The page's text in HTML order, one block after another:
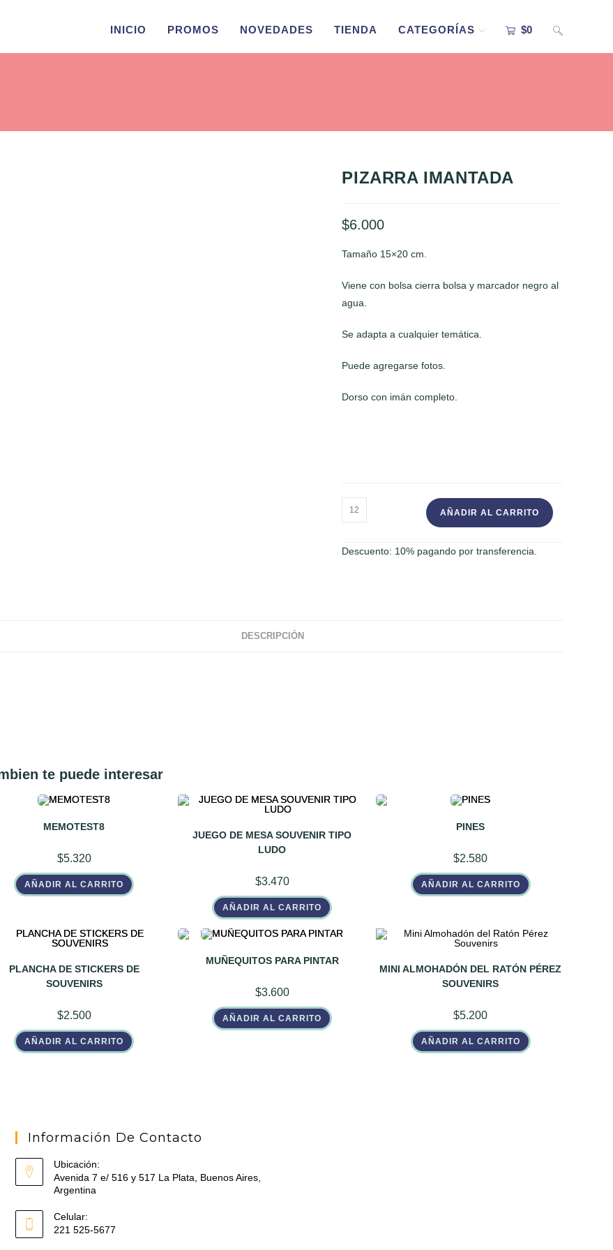
INICIO PROMOS NOVEDADES TIENDA CATEGORÍAS $0 ALTERNAR
PIZARRA IMANTADA
$6.000
Tamaño 15×20 cm.
Viene con bolsa cierra bolsa y marcador negro al
agua.
Se adapta a cualquier temática.
Puede agregarse fotos.
Dorso con imán completo.
PIZARRA
IMANTADA
AÑADIR AL CARRITO
Descuento: 10% pagando por transferencia.
DESCRIPCIÓN
te puede interesar
MEMOTEST8
$5.320
AÑADIR AL CARRITO
JUEGO DE MESA SOUVENIR TIPO
LUDO
$3.470
AÑADIR AL CARRITO
PINES
$2.580
AÑADIR AL CARRITO
PLANCHA DE STICKERS DE
SOUVENIRS
$2.500
AÑADIR AL CARRITO
MUÑEQUITOS PARA PINTAR
$3.600
AÑADIR AL CARRITO
MINI ALMOHADÓN DEL RATÓN PÉREZ
SOUVENIRS
$5.200
AÑADIR AL CARRITO
Información De Contacto
Ubicación:
Avenida 7 e/ 516 y 517 La Plata, Buenos Aires,
Argentina
Celular:
221 525-5677